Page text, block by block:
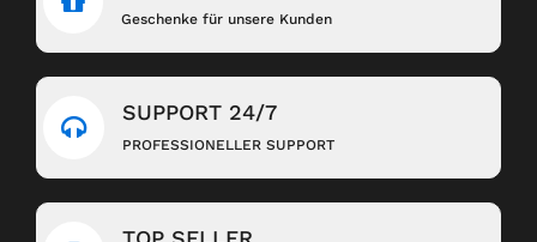
Geschenke für unsere Kunden
SUPPORT 24/7
PROFESSIONELLER SUPPORT